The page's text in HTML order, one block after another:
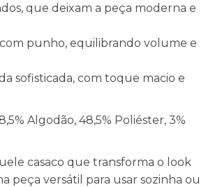
que deixam a peça moderna e
punho, equilibrando volume e
sofisticada, com toque macio e
Algodão, 48,5% Poliéster, 3%
casaco que transforma o look
peça versátil para usar sozinha ou